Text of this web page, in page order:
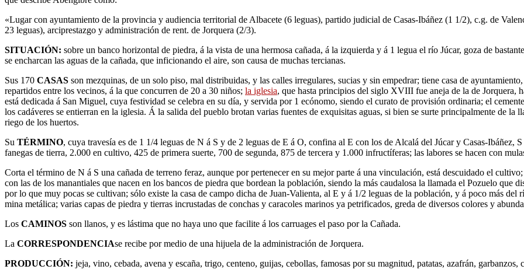
«Lugar con ayuntamiento de la provincia y audiencia territorial de Albacete (6 leguas), partido judicial de Casas-Ibáñez (1 1/2), c.g. de
23 leguas), arciprestazgo y administración de rent. de Jorquera (2/3).
SITUACIÓN: sobre un banco horizontal de piedra, á la vista de una hermosa cañada, á la izquierda y á 1 legua el río Júcar, goza de
se encharcan las aguas de la cañada, que inficionando el aire, son causa de muchas tercianas.
Sus 170 CASAS son mezquinas, de un solo piso, mal distribuidas, y las calles irregulares, sucias y sin empedrar; tiene casa de
repartidos entre los vecinos, á la que concurren de 20 a 30 niños; la iglesia, que hasta principios del siglo XVIII fue aneja de la de Jorquera,
está dedicada á San Miguel, cuya festividad se celebra en su día, y servida por 1 ecónomo, siendo el curato de provisión ordinaria; el
los cadáveres se entierran en la iglesia. Á la salida del pueblo brotan varias fuentes de exquisitas aguas, si bien se surte principalmente de la
riego de los huertos.
Su TÉRMINO, cuya travesía es de 1 1/4 leguas de N á S y de 2 leguas de E á O, confina al E con los de Alcalá del Júcar y Casas-
fanegas de tierra, 2.000 en cultivo, 425 de primera suerte, 700 de segunda, 875 de tercera y 1.000 infructíferas; las labores se hacen con
Corta el término de N á S una cañada de terreno feraz, aunque por pertenecer en su mejor parte á una vinculación, está descuidado el
con las de los manantiales que nacen en los bancos de piedra que bordean la población, siendo la más caudalosa la llamada el Pozuelo que
por lo que muy pocas se cultivan; sólo existe la casa de campo dicha de Juan-Valienta, al E y á 1/2 leguas de la población, y á poco más del
mina metálica; varias capas de piedra y tierras incrustadas de conchas y caracoles marinos ya petrificados, greda de diversos colores y
Los CAMINOS son llanos, y es lástima que no haya uno que facilite á los carruages el paso por la Cañada.
La CORRESPONDENCIAse recibe por medio de una hijuela de la administración de Jorquera.
PRODUCCIÓN: jeja, vino, cebada, avena y escaña, trigo, centeno, guijas, cebollas, famosas por su magnitud, patatas, azafrán,